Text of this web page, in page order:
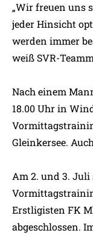
„Wir freuen uns
jeder Hinsicht
werden immer
weiß SVR-
Nach einem
18.00 Uhr in
Gleinkersee.
Am 2. und 3.
Erstligisten FK
abgeschlossen.